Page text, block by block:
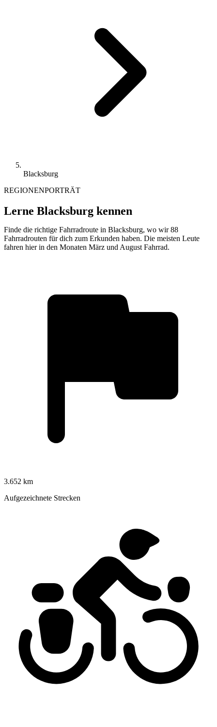
Blacksburg
REGIONENPORTRÄT
Lerne Blacksburg kennen
Finde die richtige Fahrradroute in Blacksburg, wo wir 88
Fahrradrouten für dich zum Erkunden haben. Die meisten Leute
fahren hier in den Monaten März und August Fahrrad.
3.652 km
Aufgezeichnete Strecken